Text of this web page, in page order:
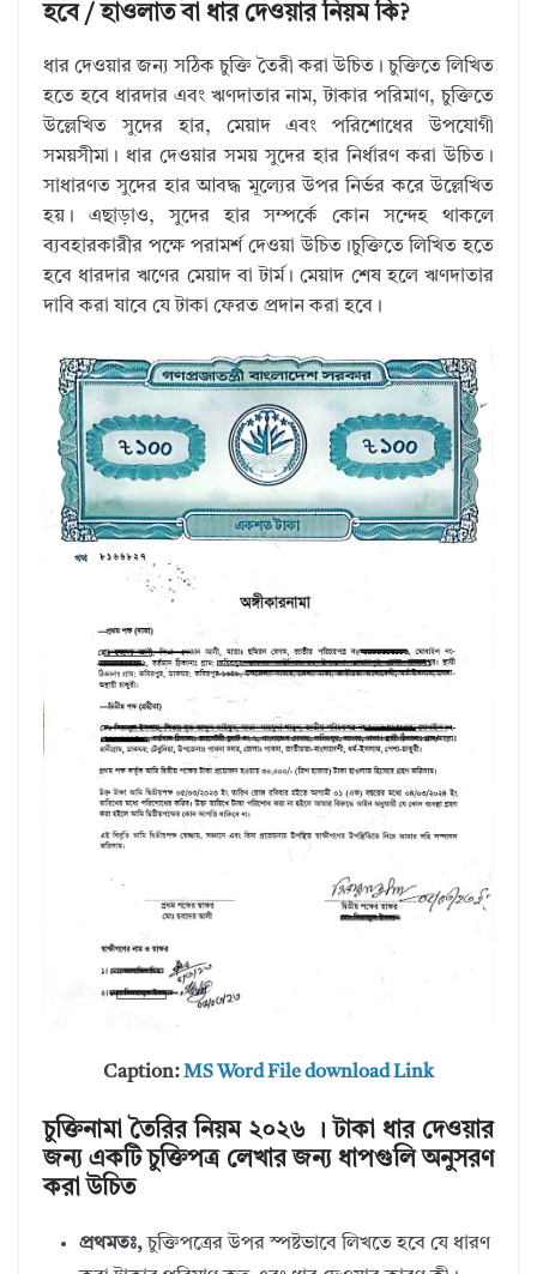
হবে / হাওলাত বা ধার দেওয়ার নিয়ম কি?
ধার দেওয়ার জন্য সঠিক চুক্তি তৈরী করা উচিত। চুক্তিতে লিখিত
হতে হবে ধারদার এবং ঋণদাতার নাম, টাকার পরিমাণ, চুক্তিতে
উল্লেখিত সুদের হার, মেয়াদ এবং পরিশোধের উপযোগী
সময়সীমা। ধার দেওয়ার সময় সুদের হার নির্ধারণ করা উচিত।
সাধারণত সুদের হার আবদ্ধ মূল্যের উপর নির্ভর করে উল্লেখিত
হয়। এছাড়াও, সুদের হার সম্পর্কে কোন সন্দেহ থাকলে
ব্যবহারকারীর পক্ষে পরামর্শ দেওয়া উচিত।চুক্তিতে লিখিত হতে
হবে ধারদার ঋণের মেয়াদ বা টার্ম। মেয়াদ শেষ হলে ঋণদাতার
দাবি করা যাবে যে টাকা ফেরত প্রদান করা হবে।
Caption:MS Word File download Link
চুক্তিনামা তৈরির নিয়ম ২০২৬ । টাকা ধার দেওয়ার
জন্য একটি চুক্তিপত্র লেখার জন্য ধাপগুলি অনুসরণ
করা উচিত
প্রথমতঃ,চুক্তিপত্রের উপর স্পষ্টভাবে লিখতে হবে যে ধারণ